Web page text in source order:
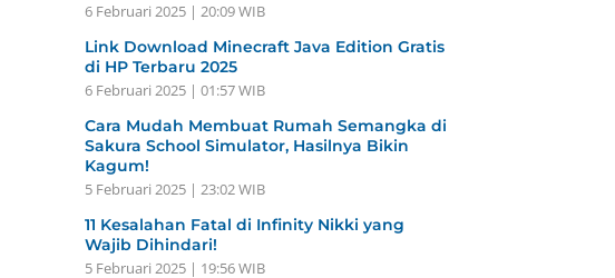
6 Februari 2025 | 20:09 WIB
Link Download Minecraft Java Edition Gratis
di HP Terbaru 2025
6 Februari 2025 | 01:57 WIB
Cara Mudah Membuat Rumah Semangka di
Sakura School Simulator, Hasilnya Bikin
Kagum!
5 Februari 2025 | 23:02 WIB
11 Kesalahan Fatal di Infinity Nikki yang
Wajib Dihindari!
5 Februari 2025 | 19:56 WIB